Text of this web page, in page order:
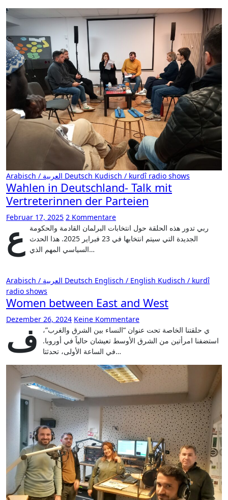
Deutsch Kudisch / kurdî radio shows
Wahlen in Deutschland- Talk mit
Vertreterinnen der Parteien
Februar 17, 2025 2 Kommentare ع
ربي تدور هذه الحلقة حول انتخابات البرلمان القادمة والحكومة
الجديدة التي سيتم انتخابها في 23 فبراير 2025. هذا الحدث
السياسي المهم الذي…
Deutsch Englisch / English Kudisch / kurdî
radio shows
Women between East and West
Dezember 26, 2024 Keine Kommentare ف
ي حلقتنا الخاصة تحت عنوان “النساء بين الشرق والغرب”،
استضفنا امرأتين من الشرق الأوسط تعيشان حالياً في أوروبا.
في الساعة الأولى، تحدثتا…